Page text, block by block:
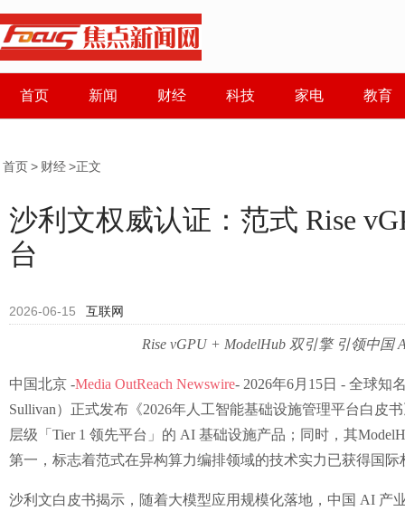
首页 新闻 财经 科技 家电 教育
首页> 财经>正文
沙利文权威认证：范式 Rise
台
2026-06-15 互联网
Rise vGPU + ModelHub 双引擎 引领中国
中国北京 -Media OutReach Newswire- 2026年6月15日 - 全球知
Sullivan）正式发布《2026年人工智能基础设施管理平台白皮
层级「Tier 1 领先平台」的 AI 基础设施产品；同时，其
第一，标志着范式在异构算力编排领域的技术实力已获得国
沙利文白皮书揭示，随着大模型应用规模化落地，中国 AI 产